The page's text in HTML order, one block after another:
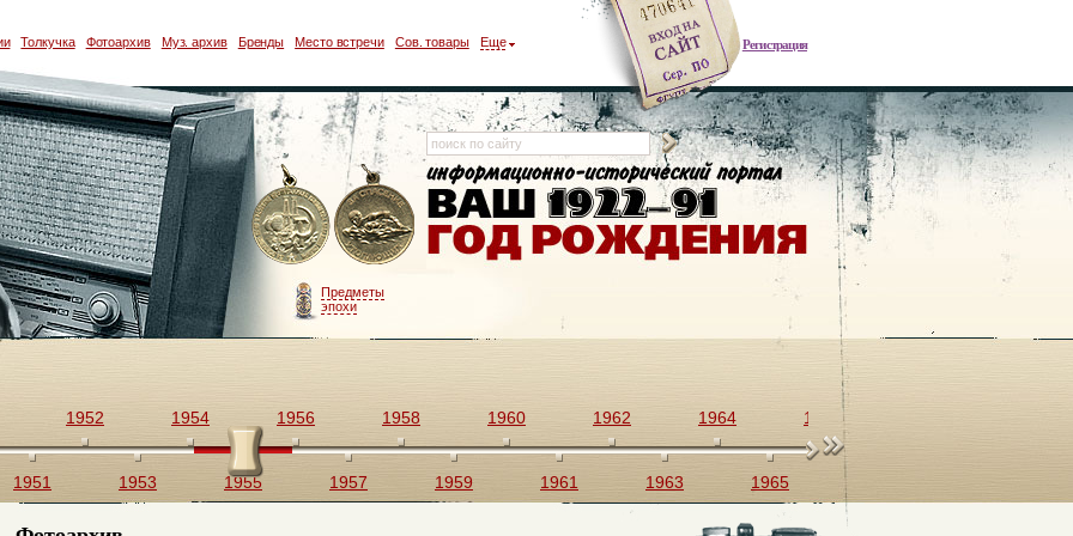
Регистрация
Толкучка Фотоархив Муз. архив Бренды Место встречи Сов. товары Еще
Предметы
эпохи
1951
1952
1953
1954
1955
1956
1957
1958
1959
1960
1961
1962
1963
1964
1965
1966